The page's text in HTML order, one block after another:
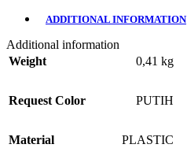
ADDITIONAL INFORMATION
Additional information
Weight
0,41 kg
Request Color PUTIH
Material PLASTIC